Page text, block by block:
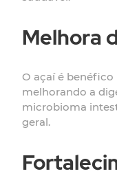
Melhora
O açaí é
melhorando a
microbioma
geral.